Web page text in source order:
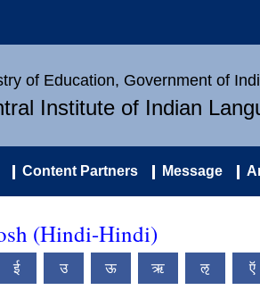
of Education, Government of
Institute of Indian
Content Partners Message
(Hindi-Hindi)
ई उ ऊ ऋ ऌ ऍ